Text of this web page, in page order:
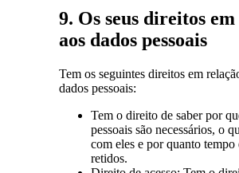
9. Os seus direitos
aos dados pessoais
Tem os seguintes direitos em
dados pessoais:
Tem o direito de saber por
pessoais são necessários, o
com eles e por quanto tempo
retidos.